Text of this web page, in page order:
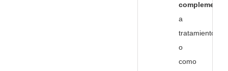
complemento
a
tratamientos
o
como